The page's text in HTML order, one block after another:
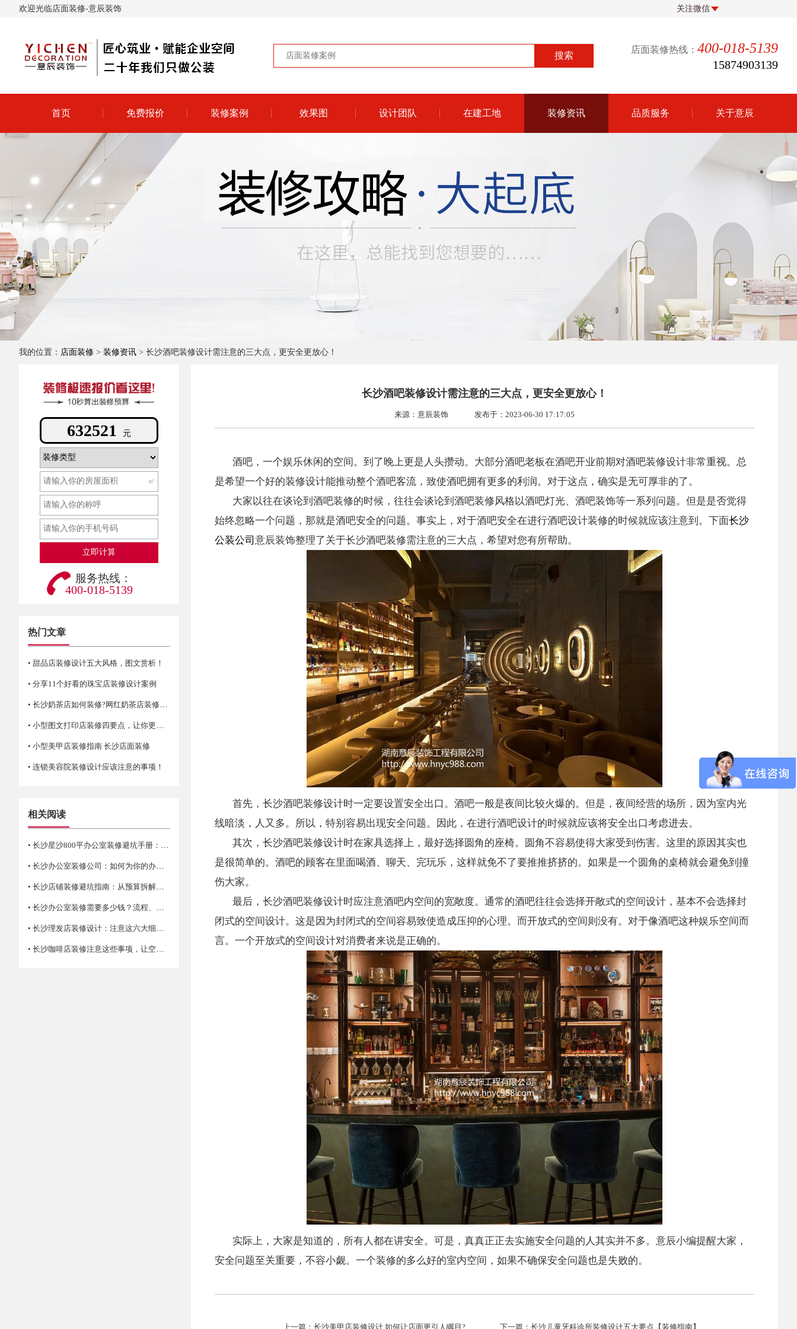
欢迎光临店面装修-意辰装饰 关注微信
店面装修热线： 400-018-5139
15874903139
首页 免费报价 装修案例 效果图 设计团队 在建工地 装修资讯 品质服务 关于意辰
我的位置： 店面装修 > 装修资讯 > 长沙酒吧装修设计需注意的三大点，更安全更放心！
415472 元
㎡
服务热线：
400-018-5139
热门文章
• 甜品店装修设计五大风格，图文赏析！
• 分享11个好看的珠宝店装修设计案例
• 长沙奶茶店如何装修?网红奶茶店装修技巧
• 小型图文打印店装修四要点，让你更省空间！
• 小型美甲店装修指南 长沙店面装修
• 连锁美容院装修设计应该注意的事项！
相关阅读
• 长沙星沙800平办公室装修避坑手册：合规、实用、前瞻
• 长沙办公室装修公司：如何为你的办公空间找到合适的选择
• 长沙店铺装修避坑指南：从预算拆解到验收细节
• 长沙办公室装修需要多少钱？流程、材料、风格及注意事项详解
• 长沙理发店装修设计：注意这六大细节让生意更红火！
• 长沙咖啡店装修注意这些事项，让空间更有新鲜感与活力！
长沙酒吧装修设计需注意的三大点，更安全更放心！
来源：意辰装饰 发布于：2023-06-30 17:17:05
酒吧，一个娱乐休闲的空间。到了晚上更是人头攒动。大部分酒吧老板在酒吧开业前期对酒吧装修设计非常重视。总
是希望一个好的装修设计能推动整个酒吧客流，致使酒吧拥有更多的利润。对于这点，确实是无可厚非的了。
大家以往在谈论到酒吧装修的时候，往往会谈论到酒吧装修风格以酒吧灯光、酒吧装饰等一系列问题。但是是否觉得
始终忽略一个问题，那就是酒吧安全的问题。事实上，对于酒吧安全在进行酒吧设计装修的时候就应该注意到。下面长沙
公装公司 意辰装饰整理了关于长沙酒吧装修需注意的三大点，希望对您有所帮助。
首先，长沙酒吧装修设计时一定要设置安全出口。酒吧一般是夜间比较火爆的。但是，夜间经营的场所，因为室内光
线暗淡，人又多。所以，特别容易出现安全问题。因此，在进行酒吧设计的时候就应该将安全出口考虑进去。
其次，长沙酒吧装修设计时在家具选择上，最好选择圆角的座椅。圆角不容易使得大家受到伤害。这里的原因其实也
是很简单的。酒吧的顾客在里面喝酒、聊天、完玩乐，这样就免不了要推推挤挤的。如果是一个圆角的桌椅就会避免到撞
伤大家。
最后，长沙酒吧装修设计时应注意酒吧内空间的宽敞度。通常的酒吧往往会选择开敞式的空间设计，基本不会选择封
闭式的空间设计。这是因为封闭式的空间容易致使造成压抑的心理。而开放式的空间则没有。对于像酒吧这种娱乐空间而
言。一个开放式的空间设计对消费者来说是正确的。
实际上，大家是知道的，所有人都在讲安全。可是，真真正正去实施安全问题的人其实并不多。意辰小编提醒大家，
安全问题至关重要，不容小觑。一个装修的多么好的室内空间，如果不确保安全问题也是失败的。
上一篇：长沙美甲店装修设计,如何让店面更引人瞩目? 下一篇：长沙儿童牙科诊所装修设计五大要点【装修指南】